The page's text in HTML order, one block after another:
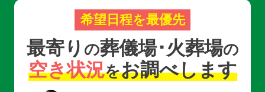
希望日程を最優先
最寄り の葬儀場･火葬場の
空き状況をお調べします